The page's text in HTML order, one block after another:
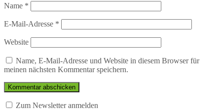
Name *
E-Mail-Adresse *
Website
Name, E-Mail-Adresse und Website in diesem Browser für
meinen nächsten Kommentar speichern.
Zum Newsletter anmelden